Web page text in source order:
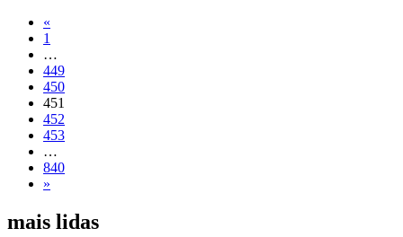
«
1
…
449
450
451
452
453
…
840
»
mais lidas